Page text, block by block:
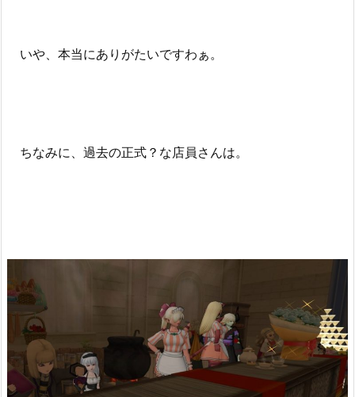
いや、本当にありがたいですわぁ。
ちなみに、過去の正式？な店員さんは。